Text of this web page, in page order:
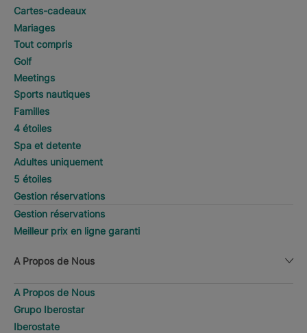
Cartes-cadeaux
Mariages
Tout compris
Golf
Meetings
Sports nautiques
Familles
4 étoiles
Spa et detente
Adultes uniquement
5 étoiles
Gestion réservations
Gestion réservations
Meilleur prix en ligne garanti
A Propos de Nous
A Propos de Nous
Grupo Iberostar
Iberostate